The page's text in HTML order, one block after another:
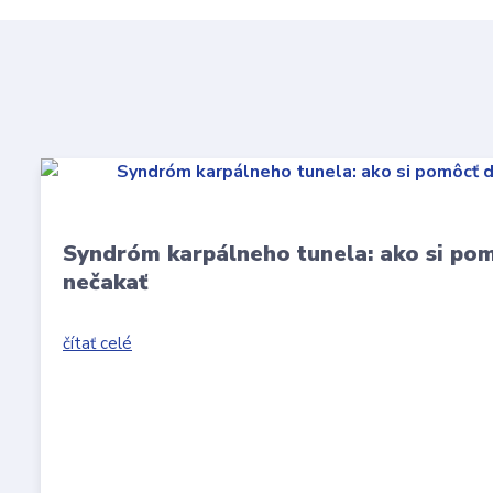
Syndróm karpálneho tunela: ako si
nečakať
čítať celé